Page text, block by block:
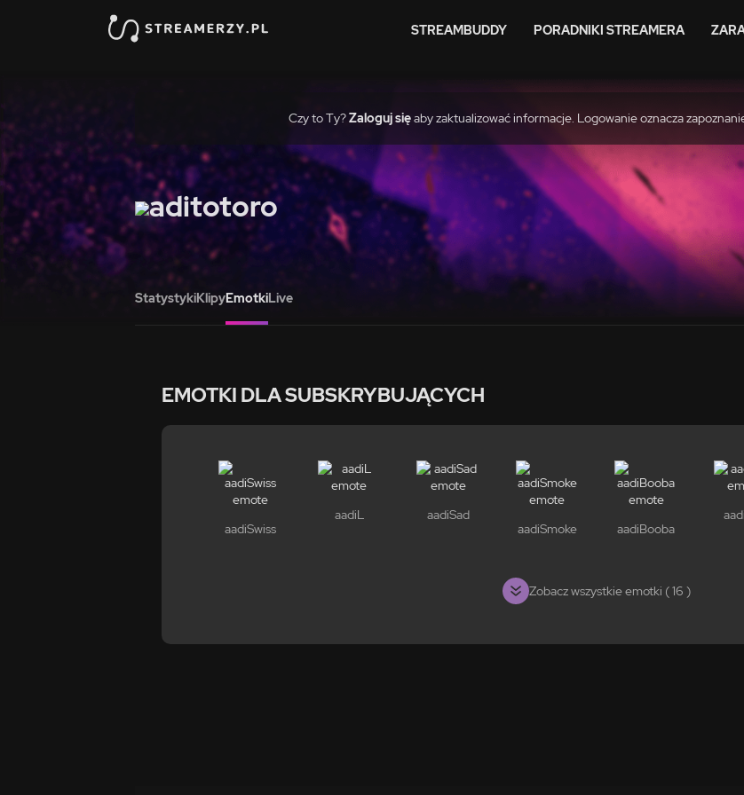
STREAMBUDDY PORADNIKI STREAMERA
Czy to Ty?Zaloguj sięaby zaktualizować informacje. Logowanie oznacza
aditotoro
StatystykiKlipyEmotkiLive
EMOTKI DLA SUBSKRYBUJĄCYCH
aadiSwiss
aadiL
aadiSad
aadiSmoke
aadiBooba
Zobacz wszystkie emotki ( 16 )